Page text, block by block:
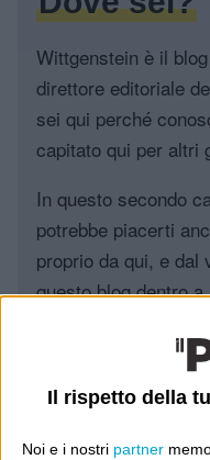
Il rispetto della
Noi e i nostri partner
Wittgenstein è il
direttore editoriale
sei qui perché
capitato qui per altri
In questo secondo
potrebbe piacerti
proprio da qui, e dal
questo blog dentro
Poi il Post è
un progetto
anni, grazie a chi